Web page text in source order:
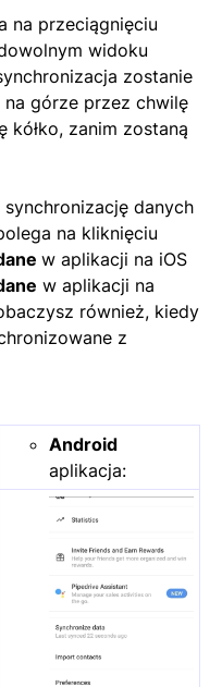
na przeciągnięciu
widoku
zostanie
na górze przez chwilę
kółko, zanim zostaną
synchronizację danych
na kliknięciu
w aplikacji na iOS
w aplikacji na
również, kiedy
z
Android
aplikacja: